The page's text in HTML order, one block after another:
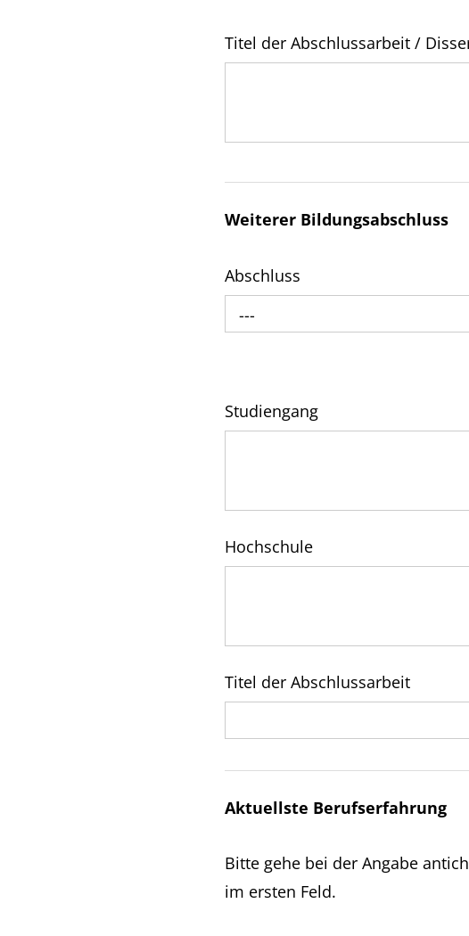
Titel der Abschlussarbeit /
Weiterer Bildungsabschluss
Abschluss
---
Studiengang
Hochschule
Titel der Abschlussarbeit
Aktuellste Berufserfahrung
Bitte gehe bei der Angabe
im ersten Feld.